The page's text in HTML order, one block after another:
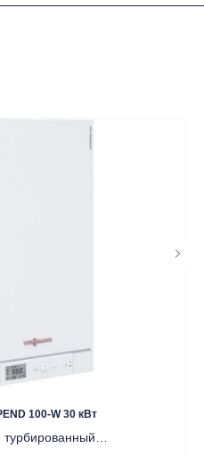
100-W 30 кВт
турбированный
характер и ни
в
подробной
email: